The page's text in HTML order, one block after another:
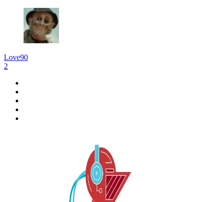
Love90
2